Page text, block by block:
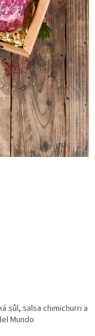
sůl, salsa chimichurri a
Mundo